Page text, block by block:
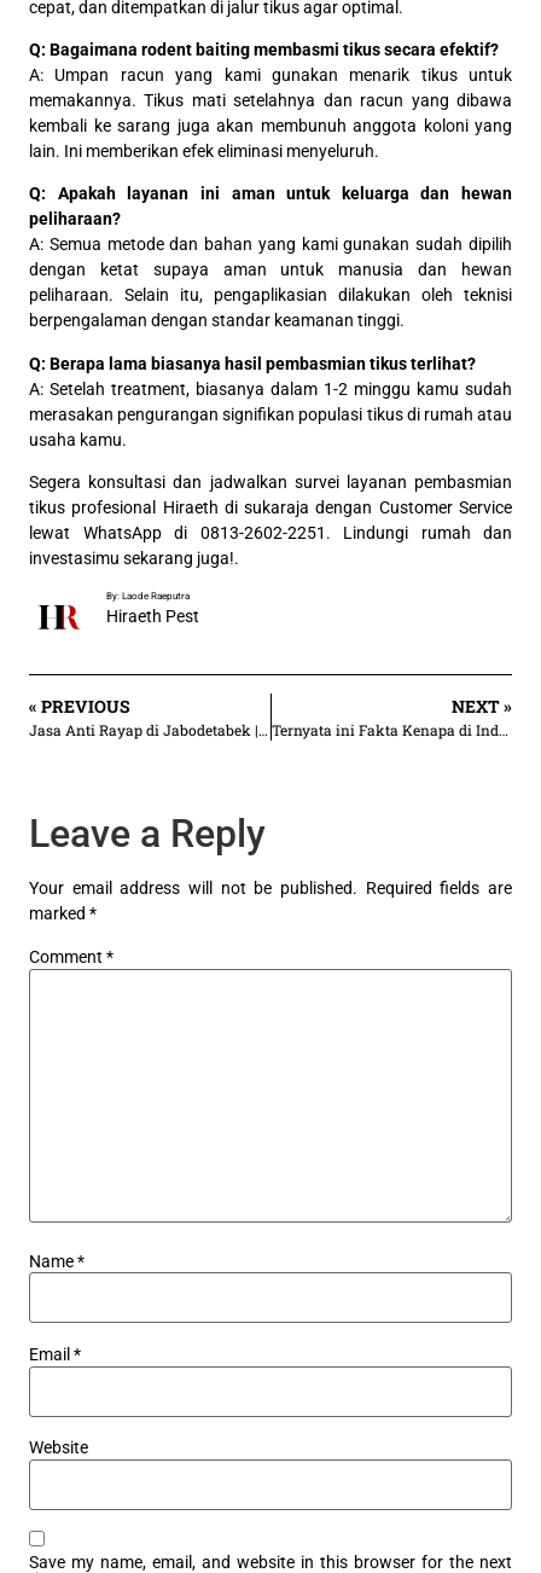
cepat, dan ditempatkan di jalur tikus agar optimal.
Q: Bagaimana rodent baiting membasmi tikus secara efektif?
A: Umpan racun yang kami gunakan menarik tikus untuk
memakannya. Tikus mati setelahnya dan racun yang dibawa
kembali ke sarang juga akan membunuh anggota koloni yang
lain. Ini memberikan efek eliminasi menyeluruh.
Q: Apakah layanan ini aman untuk keluarga dan hewan
peliharaan?
A: Semua metode dan bahan yang kami gunakan sudah dipilih
dengan ketat supaya aman untuk manusia dan hewan
peliharaan. Selain itu, pengaplikasian dilakukan oleh teknisi
berpengalaman dengan standar keamanan tinggi.
Q: Berapa lama biasanya hasil pembasmian tikus terlihat?
A: Setelah treatment, biasanya dalam 1-2 minggu kamu sudah
merasakan pengurangan signifikan populasi tikus di rumah atau
usaha kamu.
Segera konsultasi dan jadwalkan survei layanan pembasmian
tikus profesional Hiraeth di sukaraja dengan Customer Service
lewat WhatsApp di 0813-2602-2251. Lindungi rumah dan
investasimu sekarang juga!.
By: Laode Raeputra
Hiraeth Pest
« PREVIOUS
Jasa Anti Rayap di Jabodetabek | Mulai Rp 30.000/an m²
NEXT »
Ternyata ini Fakta Kenapa di Indonesia Banyak Sekali Rayap
Leave a Reply
Your email address will not be published. Required fields are
marked *
Comment *
Name*
Email *
Website
Save my name, email, and website in this browser for the next